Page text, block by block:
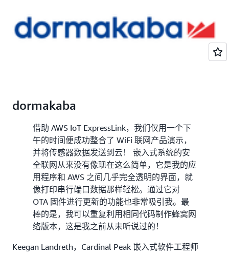
dormakaba
借助 AWS IoT ExpressLink，我们仅用一个下
午的时间便成功整合了 WiFi 联网产品演示，
并将传感器数据发送到云！ 嵌入式系统的安
全联网从来没有像现在这么简单，它是我的应
用程序和 AWS 之间几乎完全透明的界面，就
像打印串行端口数据那样轻松。通过它对
OTA 固件进行更新的功能也非常吸引我。最
棒的是，我可以重复利用相同代码制作蜂窝网
络版本，这是我之前从未听说过的！
Keegan Landreth，Cardinal Peak 嵌入式软件工程师